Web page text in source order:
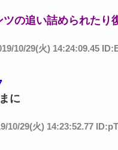
ツの追い詰められたり
10/29(火) 14:24:09.45
に
10/29(火) 14:23:52.77